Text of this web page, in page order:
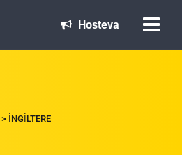
Hosteva
> İNGILTERE